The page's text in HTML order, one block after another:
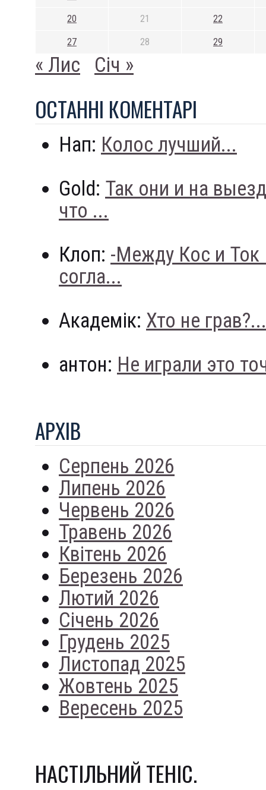
20 21 22
27 28 29
« Лис Січ »
ОСТАННI КОМЕНТАРI
Нап: Колос лучший...
Gold: Так они и на
что ...
Клоп: -Между Кос и
согла...
Академік: Хто не грав?...
антон: Не играли это
АРХIВ
Серпень 2026
Липень 2026
Червень 2026
Травень 2026
Квітень 2026
Березень 2026
Лютий 2026
Січень 2026
Грудень 2025
Листопад 2025
Жовтень 2025
Вересень 2025
НАСТІЛЬНИЙ ТЕНІС.